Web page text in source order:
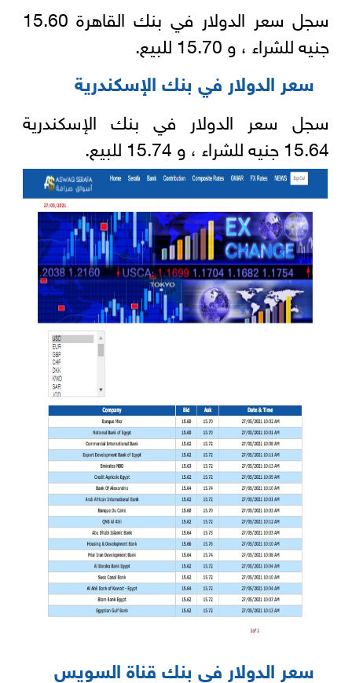
سجل سعر الدولار في بنك القاهرة 15.60
جنيه للشراء ، و 15.70 للبيع.
سعر الدولار في بنك الإسكندرية
سجل سعر الدولار في بنك الإسكندرية
15.64 جنيه للشراء ، و 15.74 للبيع.
سعر الدولار في بنك قناة السويس